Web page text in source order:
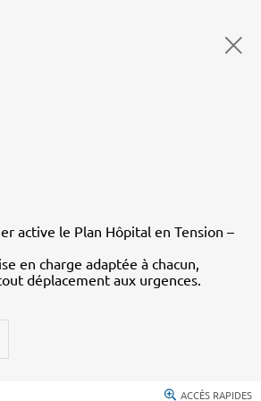
active le Plan Hôpital en Tension –
en charge adaptée à chacun,
déplacement aux urgences.
ACCÈS RAPIDES